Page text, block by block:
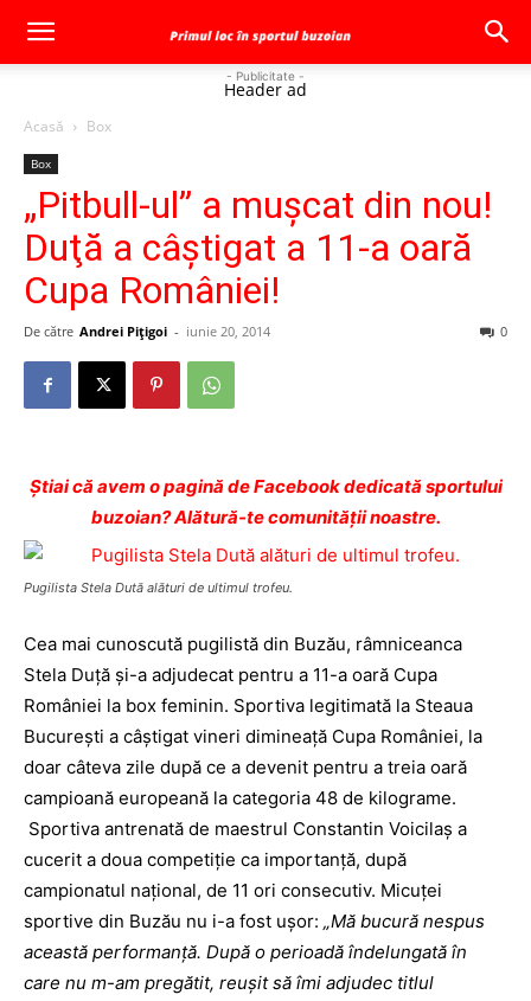
- Publicitate -
Header ad
Acasă Box
Box
„Pitbull-ul” a muşcat din nou!
Duţă a câştigat a 11-a oară
Cupa României!
De către Andrei Pițigoi - iunie 20, 2014 0
Ştiai că avem o pagină de Facebook dedicată sportului
buzoian? Alătură-te comunității noastre.
Pugilista Stela Dută alături de ultimul trofeu.
Cea mai cunoscută pugilistă din Buzău, râmniceanca
Stela Duţă şi-a adjudecat pentru a 11-a oară Cupa
României la box feminin. Sportiva legitimată la Steaua
Bucureşti a câştigat vineri dimineaţă Cupa României, la
doar câteva zile după ce a devenit pentru a treia oară
campioană europeană la categoria 48 de kilograme.
Sportiva antrenată de maestrul Constantin Voicilaş a
cucerit a doua competiţie ca importanţă, după
campionatul naţional, de 11 ori consecutiv. Micuţei
sportive din Buzău nu i-a fost uşor: „Mă bucură nespus
această performanţă. După o perioadă îndelungată în
care nu m-am pregătit, reuşit să îmi adjudec titlul